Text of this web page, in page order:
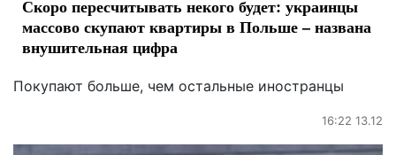
Скоро пересчитывать некого будет: украинцы
массово скупают квартиры в Польше – названа
внушительная цифра
Покупают больше, чем остальные иностранцы
16:22 13.12